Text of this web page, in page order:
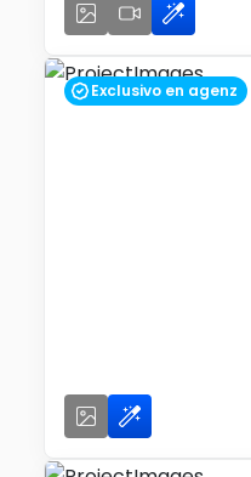
Exclusivo en agenz